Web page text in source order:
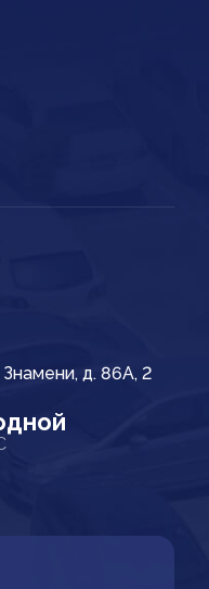
д. 86А, 2